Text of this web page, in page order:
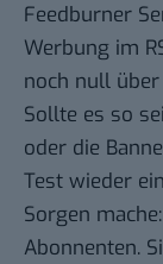
Feedburner
Werbung im
noch null
Sollte es so
oder die
Test wieder
Sorgen
Abonnenten.